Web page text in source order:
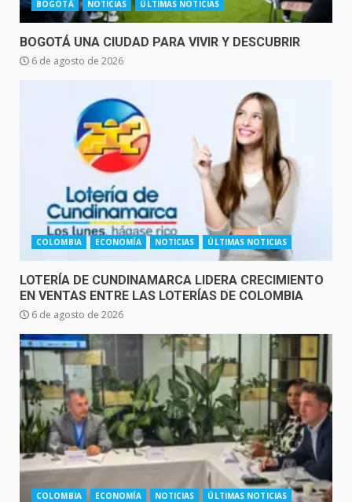
BOGOTÁ NOTICIAS ÚLTIMAS NOTICIAS
BOGOTÁ UNA CIUDAD PARA VIVIR Y DESCUBRIR
6 de agosto de 2026
COLOMBIA ECONOMÍA NOTICIAS ÚLTIMAS NOTICIAS
LOTERÍA DE CUNDINAMARCA LIDERA CRECIMIENTO
EN VENTAS ENTRE LAS LOTERÍAS DE COLOMBIA
6 de agosto de 2026
COLOMBIA ECONOMÍA NOTICIAS ÚLTIMAS NOTICIAS